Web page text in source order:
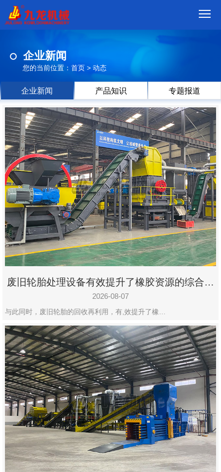
品
视
频
现
场
方
案
动
态
联
系
郑
州
市
九
设
有
限
公
司
豫
ICP
备
19020390
号-1
企业新闻
您的当前位置： 首页 > 动态
企业新闻 产品知识 专题报道
废旧轮胎处理设备有效提升了橡胶资源的综合利
用率
2026-08-07
与此同时，废旧轮胎的回收再利用，有,效提升了橡…